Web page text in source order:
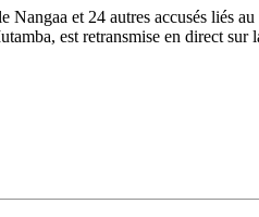
et 24 autres accusés liés
est retransmise en direct